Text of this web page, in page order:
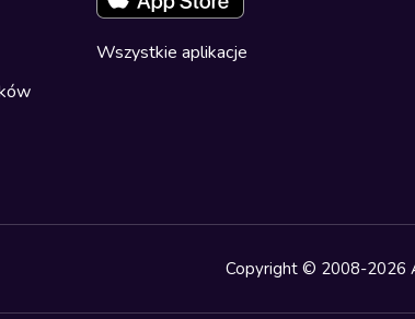
Wszystkie aplikacje
Copyright © 2008-2026